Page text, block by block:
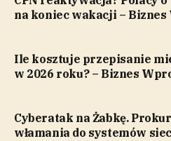
na koniec wakacji – Biznes
Ile kosztuje przepisanie
w 2026 roku? – Biznes
Cyberatak na Żabkę.
włamania do systemów